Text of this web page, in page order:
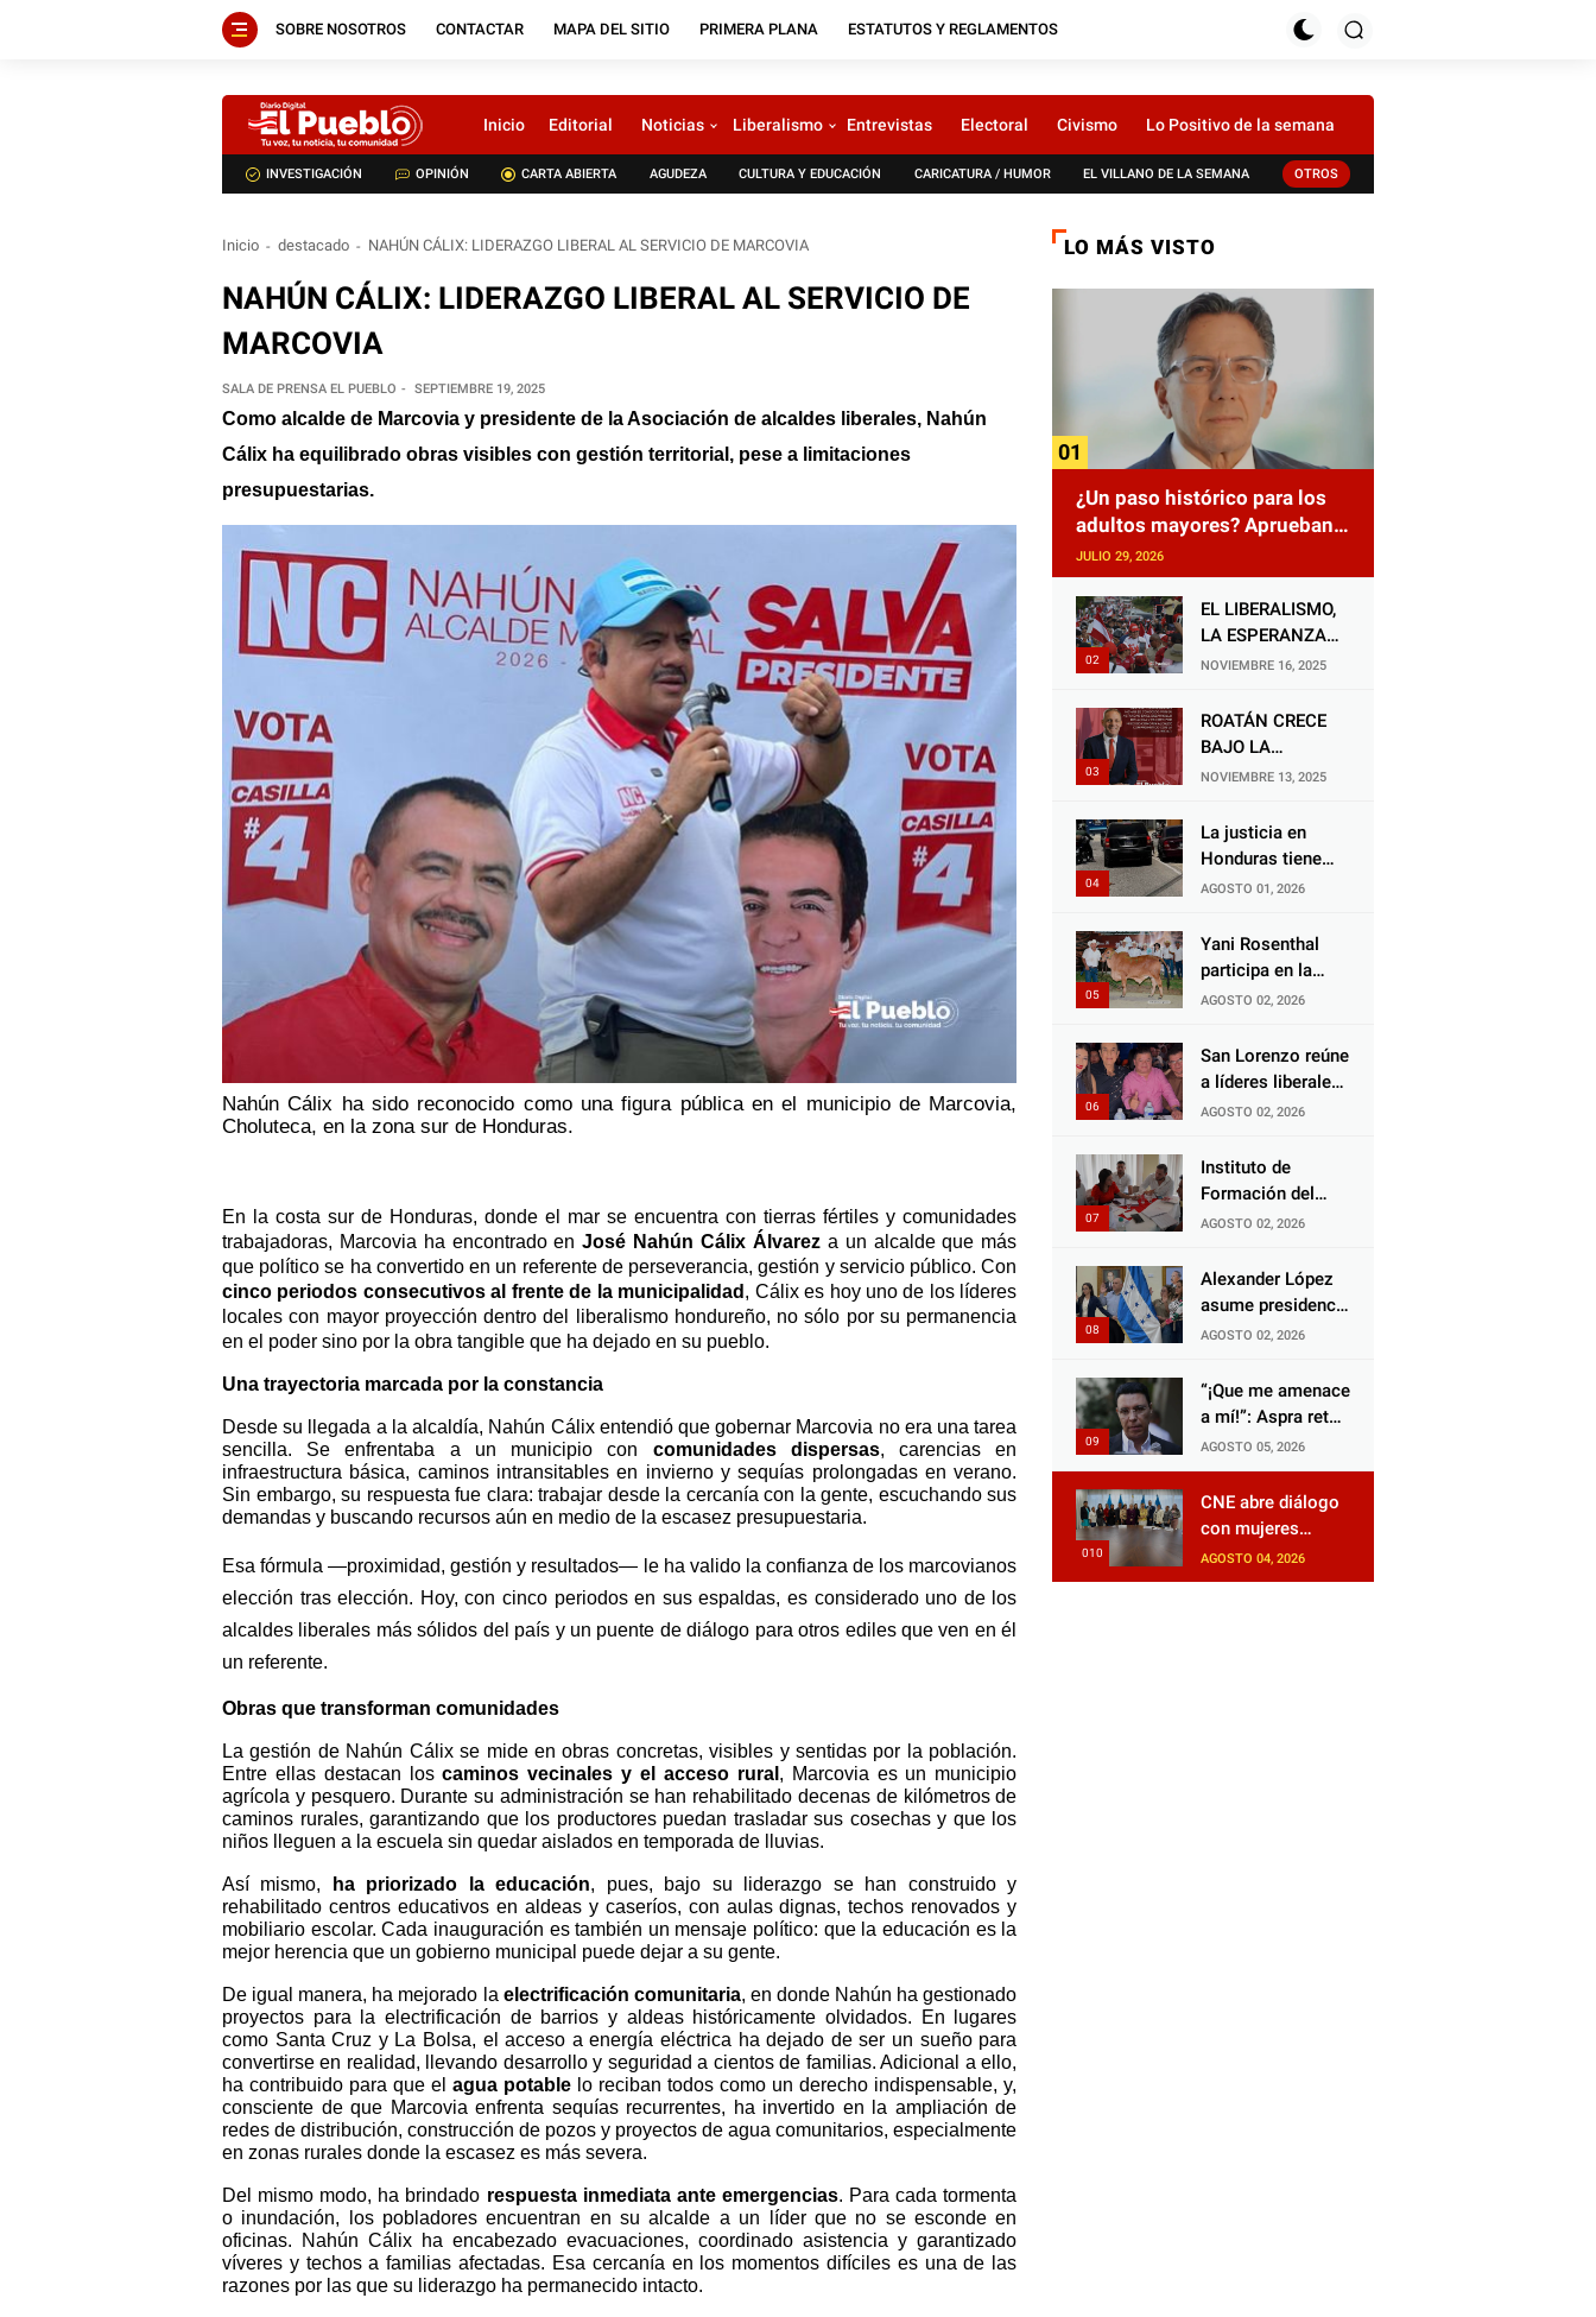
SOBRE NOSOTROS CONTACTAR MAPA DEL SITIO PRIMERA PLANA ESTATUTOS Y REGLAMENTOS
Inicio Editorial Noticias Liberalismo Entrevistas Electoral Civismo Lo Positivo de la semana
INVESTIGACIÓN OPINIÓN CARTA ABIERTA AGUDEZA CULTURA Y EDUCACIÓN CARICATURA / HUMOR EL VILLANO DE LA SEMANA OTROS
Inicio destacado NAHÚN CÁLIX: LIDERAZGO LIBERAL AL SERVICIO DE MARCOVIA
NAHÚN CÁLIX: LIDERAZGO LIBERAL AL SERVICIO DE
MARCOVIA
SALA DE PRENSA EL PUEBLO SEPTIEMBRE 19, 2025
Como alcalde de Marcovia y presidente de la Asociación de alcaldes liberales, Nahún
Cálix ha equilibrado obras visibles con gestión territorial, pese a limitaciones
presupuestarias.
Nahún Cálix ha sido reconocido como una figura pública en el municipio de Marcovia,
Choluteca, en la zona sur de Honduras.
En la costa sur de Honduras, donde el mar se encuentra con tierras fértiles y comunidades
trabajadoras, Marcovia ha encontrado enJosé Nahún Cálix Álvareza un alcalde que más
que político se ha convertido en un referente de perseverancia, gestión y servicio público. Con
cinco periodos consecutivos al frente de la municipalidad , Cálix es hoy uno de los líderes
locales con mayor proyección dentro del liberalismo hondureño, no sólo por su permanencia
en el poder sino por la obra tangible que ha dejado en su pueblo.
Una trayectoria marcada por la constancia
Desde su llegada a la alcaldía, Nahún Cálix entendió que gobernar Marcovia no era una tarea
sencilla. Se enfrentaba a un municipio con comunidades dispersas, carencias en
infraestructura básica, caminos intransitables en invierno y sequías prolongadas en verano.
Sin embargo, su respuesta fue clara: trabajar desde la cercanía con la gente, escuchando sus
demandas y buscando recursos aún en medio de la escasez presupuestaria.
Esa fórmula —proximidad, gestión y resultados— le ha valido la confianza de los marcovianos
elección tras elección. Hoy, con cinco periodos en sus espaldas, es considerado uno de los
alcaldes liberales más sólidos del país y un puente de diálogo para otros ediles que ven en él
un referente.
Obras que transforman comunidades
La gestión de Nahún Cálix se mide en obras concretas, visibles y sentidas por la población.
Entre ellas destacan loscaminos vecinales y el acceso rural , Marcovia es un municipio
agrícola y pesquero. Durante su administración se han rehabilitado decenas de kilómetros de
caminos rurales, garantizando que los productores puedan trasladar sus cosechas y que los
niños lleguen a la escuela sin quedar aislados en temporada de lluvias.
Así mismo, ha priorizado la educación, pues, bajo su liderazgo se han construido y
rehabilitado centros educativos en aldeas y caseríos, con aulas dignas, techos renovados y
mobiliario escolar. Cada inauguración es también un mensaje político: que la educación es la
mejor herencia que un gobierno municipal puede dejar a su gente.
De igual manera, ha mejorado la electrificación comunitaria, en donde Nahún ha gestionado
proyectos para la electrificación de barrios y aldeas históricamente olvidados. En lugares
como Santa Cruz y La Bolsa, el acceso a energía eléctrica ha dejado de ser un sueño para
convertirse en realidad, llevando desarrollo y seguridad a cientos de familias. Adicional a ello,
ha contribuido para que elagua potable lo reciban todos como un derecho indispensable, y,
consciente de que Marcovia enfrenta sequías recurrentes, ha invertido en la ampliación de
redes de distribución, construcción de pozos y proyectos de agua comunitarios, especialmente
en zonas rurales donde la escasez es más severa.
Del mismo modo, ha brindado respuesta inmediata ante emergencias. Para cada tormenta
o inundación, los pobladores encuentran en su alcalde a un líder que no se esconde en
oficinas. Nahún Cálix ha encabezado evacuaciones, coordinado asistencia y garantizado
víveres y techos a familias afectadas. Esa cercanía en los momentos difíciles es una de las
razones por las que su liderazgo ha permanecido intacto.
LO MÁS VISTO
¿Un paso histórico para los
adultos mayores? Aprueban
reforma impulsada por el
diputado Salomón Nazar para
fortalecer su protección en
Honduras
JULIO 29, 2026
EL LIBERALISMO,
LA ESPERANZA
QUE RENACE
NOVIEMBRE 16, 2025
ROATÁN CRECE
BAJO LA
ALCALDÍA DE RON
GESTOR ALIADO
DE LA
NOVIEMBRE 13, 2025
La justicia en
Honduras tiene
una deuda
animales, y
negarse a castigar
Choloma es
consolidar un
Estado que
y abandona al
inocente.
AGOSTO 01, 2026
Yani Rosenthal
participa en la
Feria Nacional
2026
AGOSTO 02, 2026
San Lorenzo reúne
a líderes liberales
en jornada de
unidad
AGOSTO 02, 2026
Instituto de
Formación del
Partido Liberal
liderazgo con
jornadas de
AGOSTO 02, 2026
Alexander López
asume presidencia
del Consejo
de El Progreso
para el Censo
AGOSTO 02, 2026
“¡Que me amenace
a mí!”: Aspra reta
a JOH y exige que
siga tras las rejas
AGOSTO 05, 2026
CNE abre diálogo
con mujeres
políticas para
impulsar reformas
AGOSTO 04, 2026